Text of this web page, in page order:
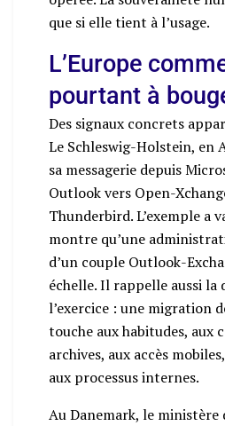
que si elle tient à l’usage.
L’Europe
pourtant à
Des signaux concrets
Le Schleswig-Holstein, en
sa messagerie depuis
Outlook vers Open-
Thunderbird. L’exemple a
montre qu’une
d’un couple Outlook-
échelle. Il rappelle aussi
l’exercice : une migration
touche aux habitudes, aux
archives, aux accès
aux processus internes.
Au Danemark, le ministère